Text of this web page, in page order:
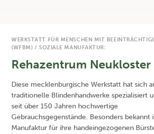
WERKSTATT FÜR MENSCHEN MIT
(WFBM) / SOZIALE MANUFAKTUR:
Rehazentrum Neukloster
Diese mecklenburgische Werkstatt hat sich
traditionelle Blindenhandwerke spezialisiert
seit über 150 Jahren hochwertige
Gebrauchsgegenstände. Besonders bekannt
Manufaktur für ihre handeingezogenen